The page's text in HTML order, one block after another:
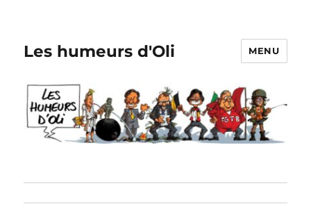
Les humeurs d'Oli MENU